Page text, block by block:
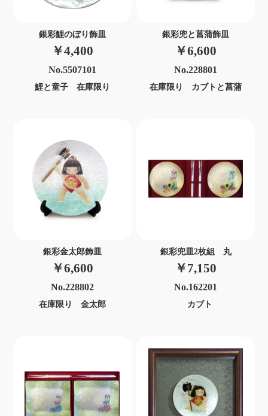
銀彩鯉のぼり飾皿
￥4,400
No.5507101
鯉と童子 在庫限り
銀彩兜と菖蒲飾皿
￥6,600
No.228801
在庫限り カブトと菖蒲
銀彩金太郎飾皿
￥6,600
No.228802
在庫限り 金太郎
銀彩兜皿2枚組 丸
￥7,150
No.162201
カブト